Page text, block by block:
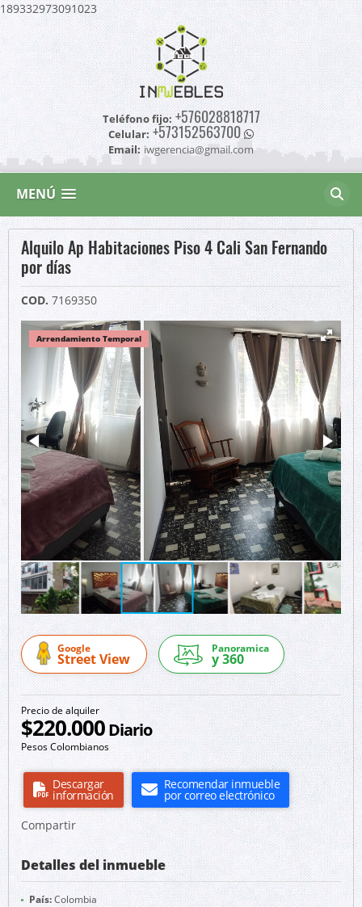
189332973091023
Teléfono fijo: +576028818717
Celular: +573152563700
Email: iwgerencia@gmail.com
MENÚ
Alquilo Ap Habitaciones Piso 4 Cali San Fernando
por días
COD. 7169350
Arrendamiento Temporal
Google
Street View
Panoramica
y 360
Precio de alquiler
$220.000Diario
Pesos Colombianos
Descargar
información
Recomendar inmueble
por correo electrónico
Compartir
Detalles del inmueble
País:Colombia